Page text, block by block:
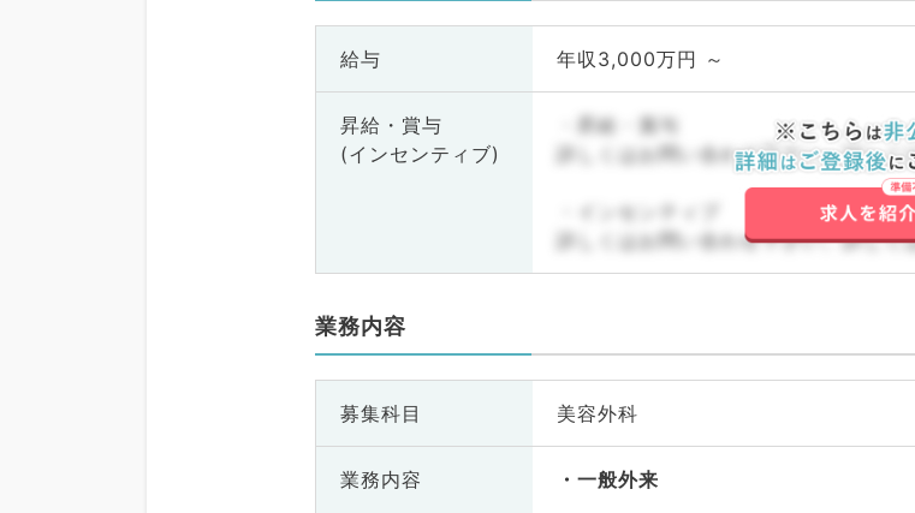
給与 年収3,000万円 ～
昇給・賞与
(インセンティブ)
・昇給・賞与
詳しくはお問い合わせ下さい。詳しく
・インセンティブ
詳しくはお問い合わせ下さい。詳しく
業務内容
募集科目 美容外科
業務内容
一般外来